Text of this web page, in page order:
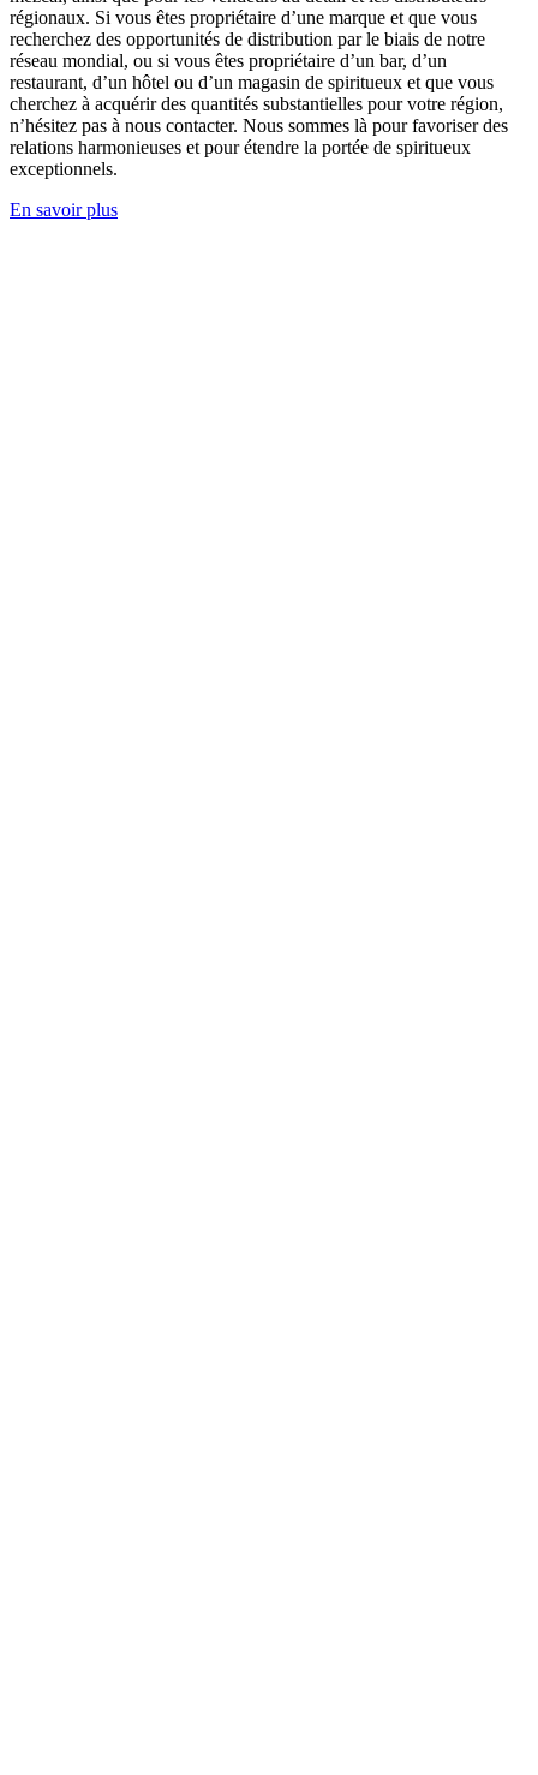
régionaux. Si vous êtes propriétaire d’une marque et que vous
recherchez des opportunités de distribution par le biais de notre
réseau mondial, ou si vous êtes propriétaire d’un bar, d’un
restaurant, d’un hôtel ou d’un magasin de spiritueux et que vous
cherchez à acquérir des quantités substantielles pour votre région,
n’hésitez pas à nous contacter. Nous sommes là pour favoriser des
relations harmonieuses et pour étendre la portée de spiritueux
exceptionnels.
En savoir plus